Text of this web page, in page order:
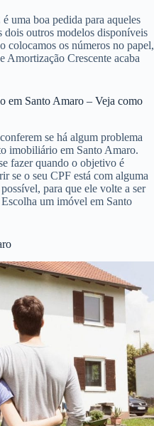
uma boa pedida para aqueles
dois outros modelos disponíveis
colocamos os números no papel,
Amortização Crescente acaba
em Santo Amaro – Veja como
se há algum problema
imobiliário em Santo Amaro.
fazer quando o objetivo é
se o seu CPF está com alguma
para que ele volte a ser
um imóvel em Santo